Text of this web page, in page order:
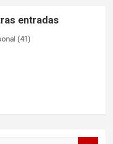
entradas
(41)